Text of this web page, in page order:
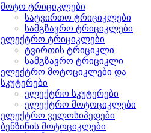
მოტო ტრიციკლები
სატვირთო ტრიციკლები
სამგზავრო ტრიციკლები
ელექტრო ტრიციკლები
ტვირთის ტრიციკლი
სამგზავრო ტრიციკლი
ელექტრო მოტოციკლები და
სკუტერები
ელექტრო სკუტერები
ელექტრო მოტოციკლები
ელექტრო ველოსიპედები
ბენზინის მოტოციკლები